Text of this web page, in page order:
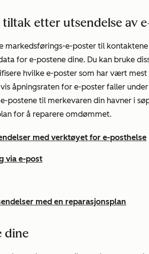
etter utsendelse av
markedsførings-e-poster til
for e-postene dine. Du kan bruke
hvilke e-poster som har vært
åpningsraten for e-poster faller
postene til merkevaren din havner i
for å reparere omdømmet.
med verktøyet for e-posthelse
via e-post
med en reparasjonsplan
dine